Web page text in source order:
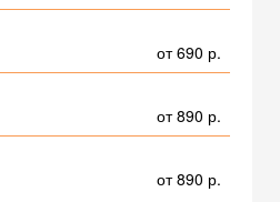
от 690 р.
от 890 р.
от 890 р.